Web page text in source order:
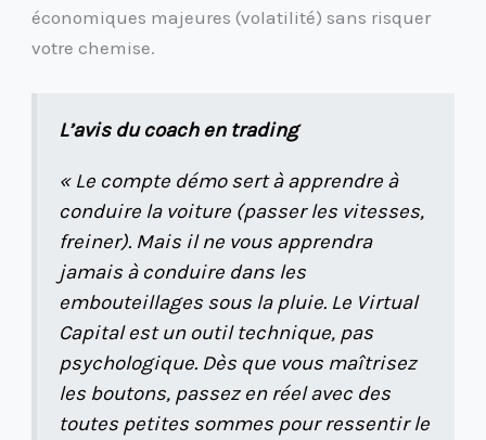
économiques majeures (volatilité) sans risquer
votre chemise.
L’avis du coach en trading
« Le compte démo sert à apprendre à
conduire la voiture (passer les vitesses,
freiner). Mais il ne vous apprendra
jamais à conduire dans les
embouteillages sous la pluie. Le Virtual
Capital est un outil technique, pas
psychologique. Dès que vous maîtrisez
les boutons, passez en réel avec des
toutes petites sommes pour ressentir le